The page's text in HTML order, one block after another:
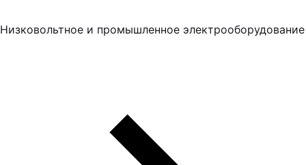
Низковольтное и промышленное электрооборудование